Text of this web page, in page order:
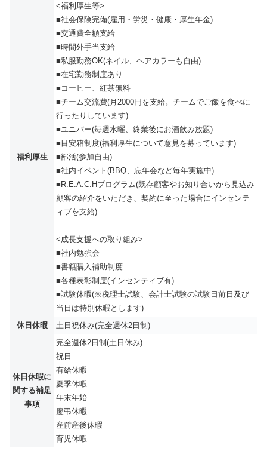
福利厚生
<福利厚生等>
■社会保険完備(雇用・労災・健康・厚生年金)
■交通費全額支給
■時間外手当支給
■私服勤務OK(ネイル、ヘアカラーも自由)
■在宅勤務制度あり
■コーヒー、紅茶無料
■チーム交流費(月2000円を支給。チームでご飯を食べに
行ったりしています)
■ユニバー(毎週水曜、終業後にお酒飲み放題)
■目安箱制度(福利厚生について意見を募っています)
■部活(参加自由)
■社内イベント(BBQ、忘年会など毎年実施中)
■R.E.A.C.Hプログラム(既存顧客やお知り合いから見込み
顧客の紹介をいただき、契約に至った場合にインセンテ
ィブを支給)
<成長支援への取り組み>
■社内勉強会
■書籍購入補助制度
■各種表彰制度(インセンティブ有)
■試験休暇(※税理士試験、会計士試験の試験日前日及び
当日は特別休暇とします)
休日休暇
土日祝休み(完全週休2日制)
休日休暇に
関する補足
事項
完全週休2日制(土日休み)
祝日
有給休暇
夏季休暇
年末年始
慶弔休暇
産前産後休暇
育児休暇